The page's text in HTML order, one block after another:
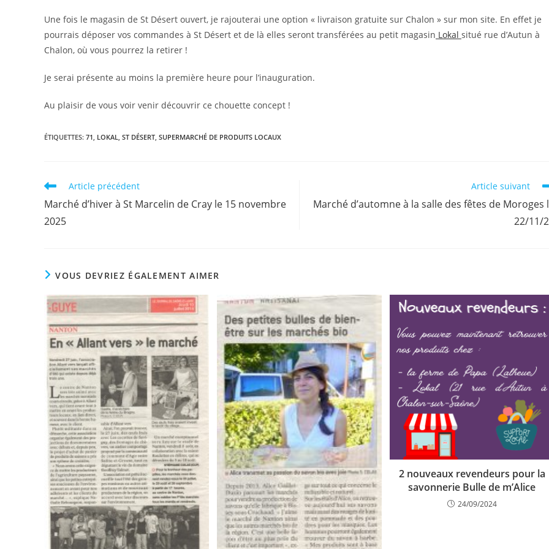
Une fois le magasin de St Désert ouvert, je rajouterai une option « livraison gratuite sur Chalon » sur mon site. En effet je
pourrais déposer vos commandes à St Désert et de là elles seront transférées au petit magasin Lokal situé rue d’Autun à
Chalon, où vous pourrez la retirer !
Je serai présente au moins la première heure pour l’inauguration.
Au plaisir de vous voir venir découvrir ce chouette concept !
ÉTIQUETTES: 71, LOKAL, ST DÉSERT, SUPERMARCHÉ DE PRODUITS LOCAUX
Read
articles
Article précédent
Marché d’hiver à St Marcelin de Cray le 15 novembre
2025
Article suivant
Marché d’automne à la salle des fêtes de Moroges
22/11/
VOUS DEVRIEZ ÉGALEMENT AIMER
2 nouveaux revendeurs pour la
savonnerie Bulle de m’Alice
24/09/2024